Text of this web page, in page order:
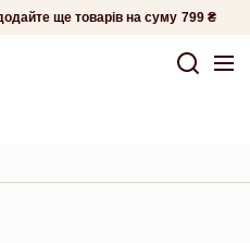
ще товарів на суму 799 ₴